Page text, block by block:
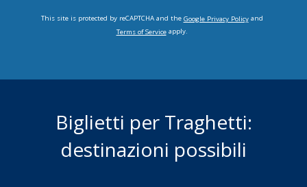
This site is protected by reCAPTCHA and the Google Privacy Policyand
Terms of Serviceapply.
Biglietti per Traghetti:
destinazioni possibili